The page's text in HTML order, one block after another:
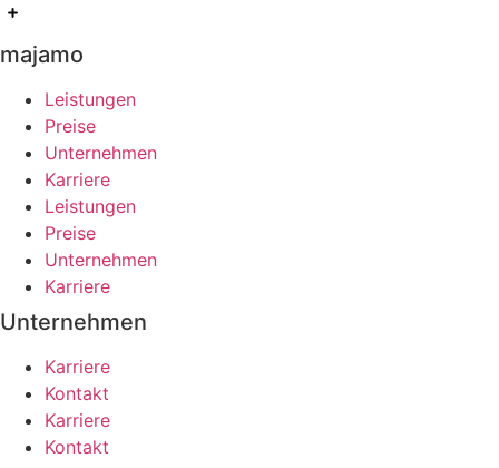
majamo
Leistungen
Preise
Unternehmen
Karriere
Leistungen
Preise
Unternehmen
Karriere
Unternehmen
Karriere
Kontakt
Karriere
Kontakt